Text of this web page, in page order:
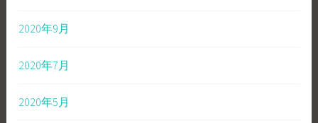
2020年9月
2020年7月
2020年5月